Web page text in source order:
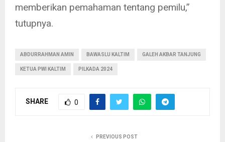
memberikan pemahaman tentang pemilu,”
tutupnya.
ABDURRAHMAN AMIN BAWASLU KALTIM GALEH AKBAR TANJUNG
KETUA PWI KALTIM PILKADA 2024
SHARE 0
PREVIOUS POST